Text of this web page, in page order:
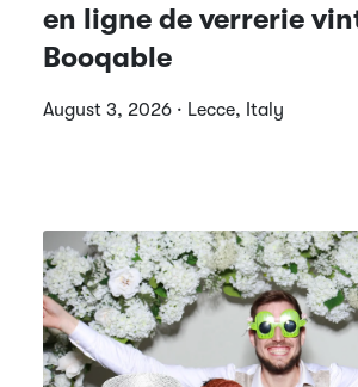
en ligne de verrerie
Booqable
August 3, 2026 · Lecce, Italy